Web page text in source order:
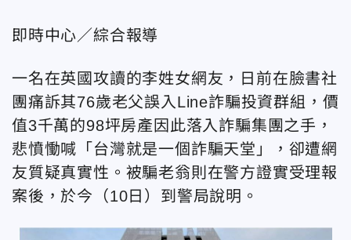
即時中心／綜合報導
一名在英國攻讀的李姓女網友，日前在臉書社
團痛訴其76歲老父誤入Line詐騙投資群組，價
值3千萬的98坪房產因此落入詐騙集團之手，
悲憤慟喊「台灣就是一個詐騙天堂」，卻遭網
友質疑真實性。被騙老翁則在警方證實受理報
案後，於今（10日）到警局說明。